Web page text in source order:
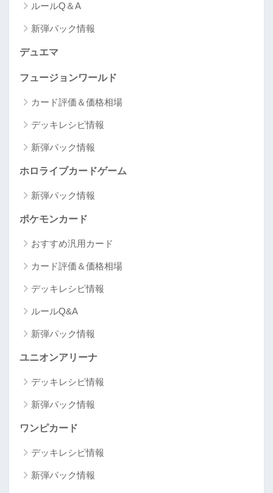
ルールQ＆A
新弾パック情報
デュエマ
フュージョンワールド
カード評価＆価格相場
デッキレシピ情報
新弾パック情報
ホロライブカードゲーム
新弾パック情報
ポケモンカード
おすすめ汎用カード
カード評価＆価格相場
デッキレシピ情報
ルールQ&A
新弾パック情報
ユニオンアリーナ
デッキレシピ情報
新弾パック情報
ワンピカード
デッキレシピ情報
新弾パック情報